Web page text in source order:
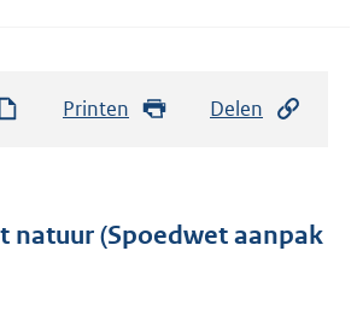
Printen Delen
natuur (Spoedwet aanpak